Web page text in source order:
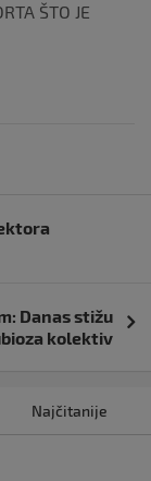
ŠTO JE
Danas stižu
kolektiv
Najčitanije